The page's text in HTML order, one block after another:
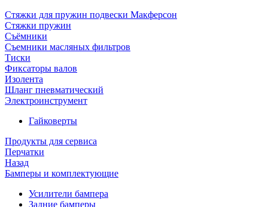
Стяжки для пружин подвески Макферсон
Стяжки пружин
Съёмники
Съемники масляных фильтров
Тиски
Фиксаторы валов
Изолента
Шланг пневматический
Электроинструмент
Гайковерты
Продукты для сервиса
Перчатки
Назад
Бамперы и комплектующие
Усилители бампера
Задние бамперы